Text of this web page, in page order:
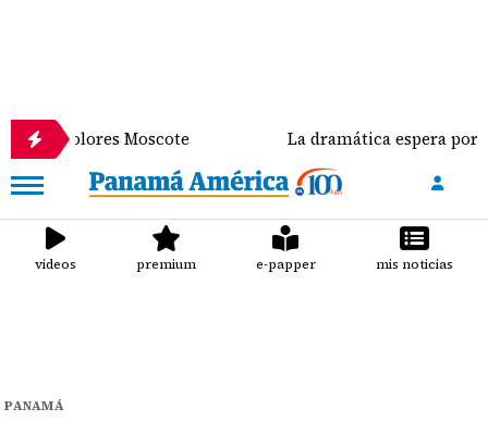
Moscote La dramática espera por un
videos premium e-papper mis noticias
PANAMÁ